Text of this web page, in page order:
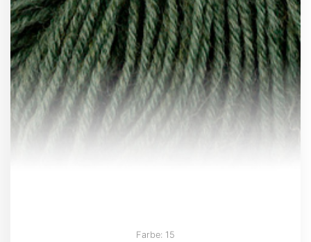
Farbe: 15